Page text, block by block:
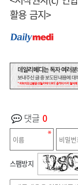
활용 금지>
댓글 0
스팸방지